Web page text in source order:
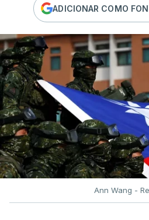
ADICIONAR COMO
Ann Wang -